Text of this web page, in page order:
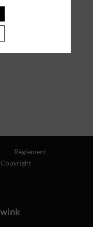
Règlement
Copyright